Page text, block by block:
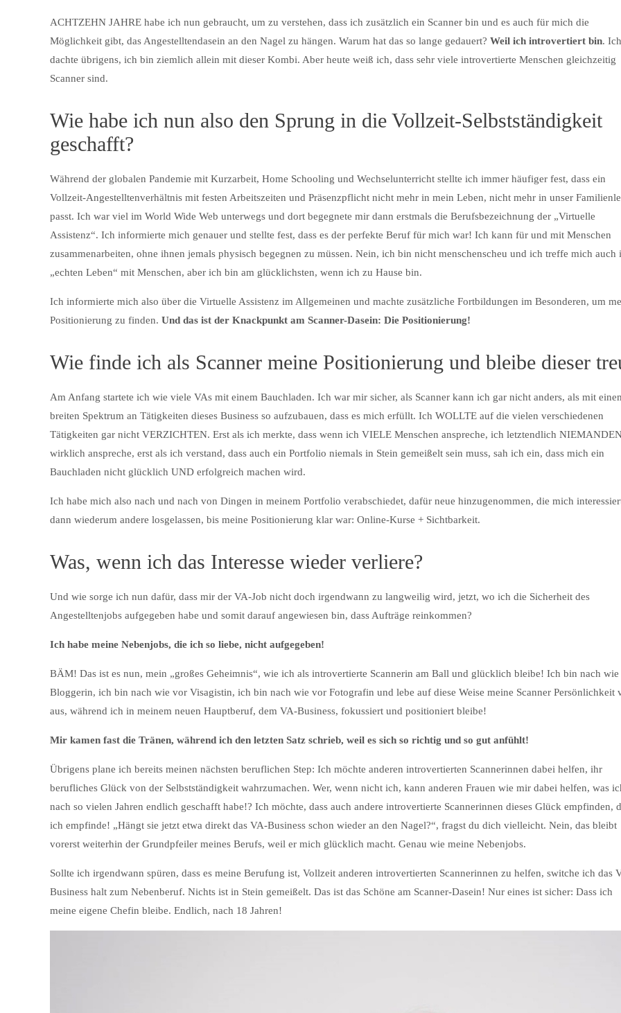
ACHTZEHN JAHRE habe ich nun gebraucht, um zu verstehen, dass ich zusätzlich ein Scanner bin und es auch für mich die
Möglichkeit gibt, das Angestelltendasein an den Nagel zu hängen. Warum hat das so lange gedauert? Weil ich introvertiert bin. Ich
dachte übrigens, ich bin ziemlich allein mit dieser Kombi. Aber heute weiß ich, dass sehr viele introvertierte Menschen gleichzeitig
Scanner sind.
Wie habe ich nun also den Sprung in die Vollzeit-Selbstständigkeit
geschafft?
Während der globalen Pandemie mit Kurzarbeit, Home Schooling und Wechselunterricht stellte ich immer häufiger fest, dass ein
Vollzeit-Angestelltenverhältnis mit festen Arbeitszeiten und Präsenzpflicht nicht mehr in mein Leben, nicht mehr in unser
passt. Ich war viel im World Wide Web unterwegs und dort begegnete mir dann erstmals die Berufsbezeichnung der „Virtuelle
Assistenz“. Ich informierte mich genauer und stellte fest, dass es der perfekte Beruf für mich war! Ich kann für und mit Menschen
zusammenarbeiten, ohne ihnen jemals physisch begegnen zu müssen. Nein, ich bin nicht menschenscheu und ich treffe mich auch
„echten Leben“ mit Menschen, aber ich bin am glücklichsten, wenn ich zu Hause bin.
Ich informierte mich also über die Virtuelle Assistenz im Allgemeinen und machte zusätzliche Fortbildungen im Besonderen, um
Positionierung zu finden. Und das ist der Knackpunkt am Scanner-Dasein: Die Positionierung!
Wie finde ich als Scanner meine Positionierung und bleibe dieser
Am Anfang startete ich wie viele VAs mit einem Bauchladen. Ich war mir sicher, als Scanner kann ich gar nicht anders, als mit
breiten Spektrum an Tätigkeiten dieses Business so aufzubauen, dass es mich erfüllt. Ich WOLLTE auf die vielen verschiedenen
Tätigkeiten gar nicht VERZICHTEN. Erst als ich merkte, dass wenn ich VIELE Menschen anspreche, ich letztendlich
wirklich anspreche, erst als ich verstand, dass auch ein Portfolio niemals in Stein gemeißelt sein muss, sah ich ein, dass mich ein
Bauchladen nicht glücklich UND erfolgreich machen wird.
Ich habe mich also nach und nach von Dingen in meinem Portfolio verabschiedet, dafür neue hinzugenommen, die mich
dann wiederum andere losgelassen, bis meine Positionierung klar war: Online-Kurse + Sichtbarkeit.
Was, wenn ich das Interesse wieder verliere?
Und wie sorge ich nun dafür, dass mir der VA-Job nicht doch irgendwann zu langweilig wird, jetzt, wo ich die Sicherheit des
Angestelltenjobs aufgegeben habe und somit darauf angewiesen bin, dass Aufträge reinkommen?
Ich habe meine Nebenjobs, die ich so liebe, nicht aufgegeben!
BÄM! Das ist es nun, mein „großes Geheimnis“, wie ich als introvertierte Scannerin am Ball und glücklich bleibe! Ich bin nach
Bloggerin, ich bin nach wie vor Visagistin, ich bin nach wie vor Fotografin und lebe auf diese Weise meine Scanner Persönlichkeit
aus, während ich in meinem neuen Hauptberuf, dem VA-Business, fokussiert und positioniert bleibe!
Mir kamen fast die Tränen, während ich den letzten Satz schrieb, weil es sich so richtig und so gut anfühlt!
Übrigens plane ich bereits meinen nächsten beruflichen Step: Ich möchte anderen introvertierten Scannerinnen dabei helfen, ihr
berufliches Glück von der Selbstständigkeit wahrzumachen. Wer, wenn nicht ich, kann anderen Frauen wie mir dabei helfen, was
nach so vielen Jahren endlich geschafft habe!? Ich möchte, dass auch andere introvertierte Scannerinnen dieses Glück empfinden,
ich empfinde! „Hängt sie jetzt etwa direkt das VA-Business schon wieder an den Nagel?“, fragst du dich vielleicht. Nein, das bleibt
vorerst weiterhin der Grundpfeiler meines Berufs, weil er mich glücklich macht. Genau wie meine Nebenjobs.
Sollte ich irgendwann spüren, dass es meine Berufung ist, Vollzeit anderen introvertierten Scannerinnen zu helfen, switche ich das
Business halt zum Nebenberuf. Nichts ist in Stein gemeißelt. Das ist das Schöne am Scanner-Dasein! Nur eines ist sicher: Dass ich
meine eigene Chefin bleibe. Endlich, nach 18 Jahren!